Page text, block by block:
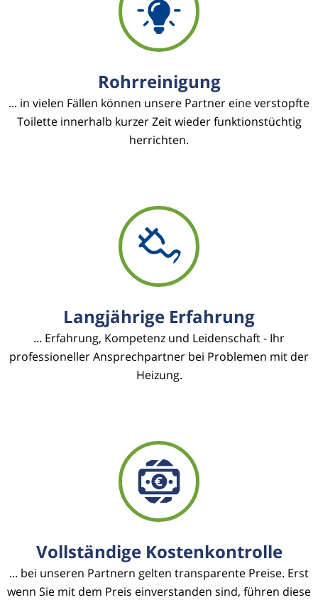
Rohrreinigung
... in vielen Fällen können unsere Partner eine verstopfte
Toilette innerhalb kurzer Zeit wieder funktionstüchtig
herrichten.
Langjährige Erfahrung
... Erfahrung, Kompetenz und Leidenschaft - Ihr
professioneller Ansprechpartner bei Problemen mit der
Heizung.
Vollständige Kostenkontrolle
... bei unseren Partnern gelten transparente Preise. Erst
wenn Sie mit dem Preis einverstanden sind, führen diese